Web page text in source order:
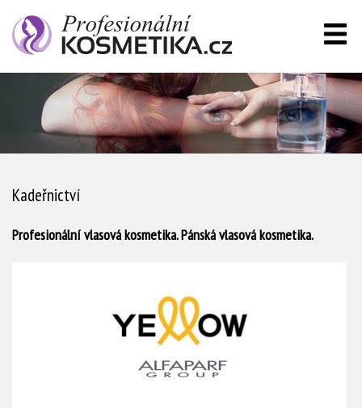
Kadeřnictví
Profesionální vlasová kosmetika. Pánská vlasová kosmetika.